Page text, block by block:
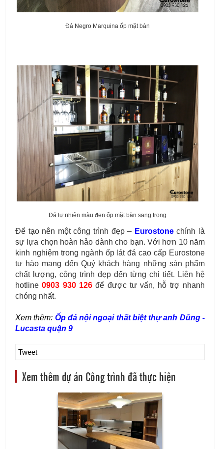
Đá Negro Marquina ốp mặt bàn
Đá tự nhiên màu đen ốp mặt bàn sang trọng
Để tạo nên một công trình đẹp – Eurostonechính là
sự lựa chọn hoàn hảo dành cho bạn. Với hơn 10 năm
kinh nghiệm trong ngành ốp lát đá cao cấp Eurostone
tự hào mang đến Quý khách hàng những sản phẩm
chất lượng, công trình đẹp đến từng chi tiết. Liên hệ
hotline0903 930 126để được tư vấn, hỗ trợ nhanh
chóng nhất.
Xem thêm: Ốp đá nội ngoại thất biệt thự anh Dũng -
Lucasta quận 9
Tweet
Xem thêm dự án Công trình đã thực hiện